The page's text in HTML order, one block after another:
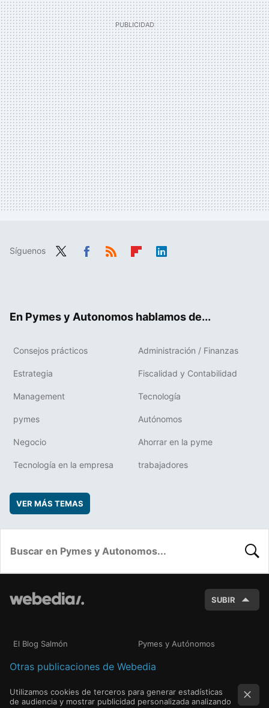
Síguenos
En Pymes y Autonomos hablamos de...
Consejos prácticos Administración / Finanzas
Estrategia Fiscalidad y Contabilidad
Management Tecnología
pymes Autónomos
Negocio Ahorrar en la pyme
Tecnología en la empresa trabajadores
VER MÁS TEMAS
SUBIR
El Blog Salmón Pymes y Autónomos
Otras publicaciones de Webedia
Utilizamos cookies de terceros para generar estadísticas
de audiencia y mostrar publicidad personalizada analizando